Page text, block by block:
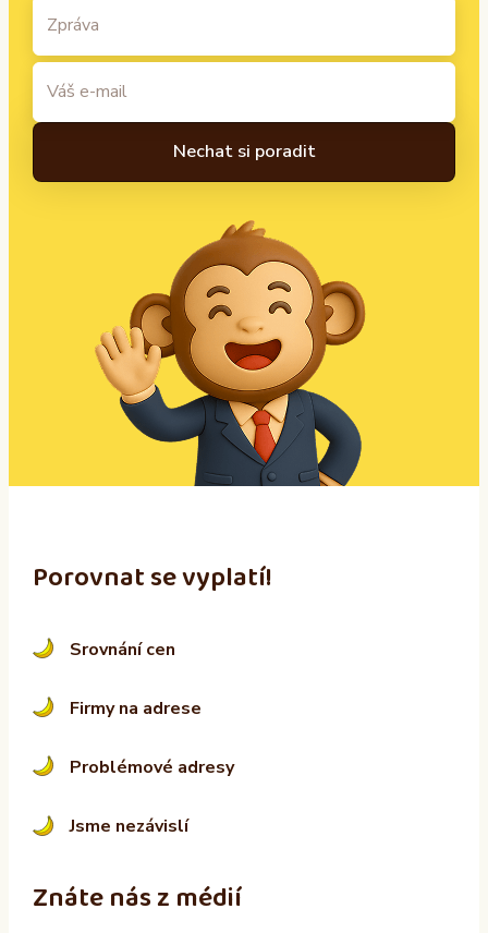
:
Porovnat se vyplatí!
Srovnání cen
Firmy na adrese
Problémové adresy
Jsme nezávislí
Znáte nás z médií